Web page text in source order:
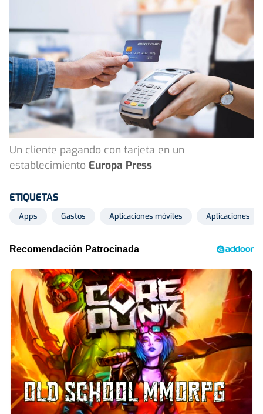
Un cliente pagando con tarjeta en un
establecimiento Europa Press
ETIQUETAS
Apps Gastos Aplicaciones móviles Aplicaciones